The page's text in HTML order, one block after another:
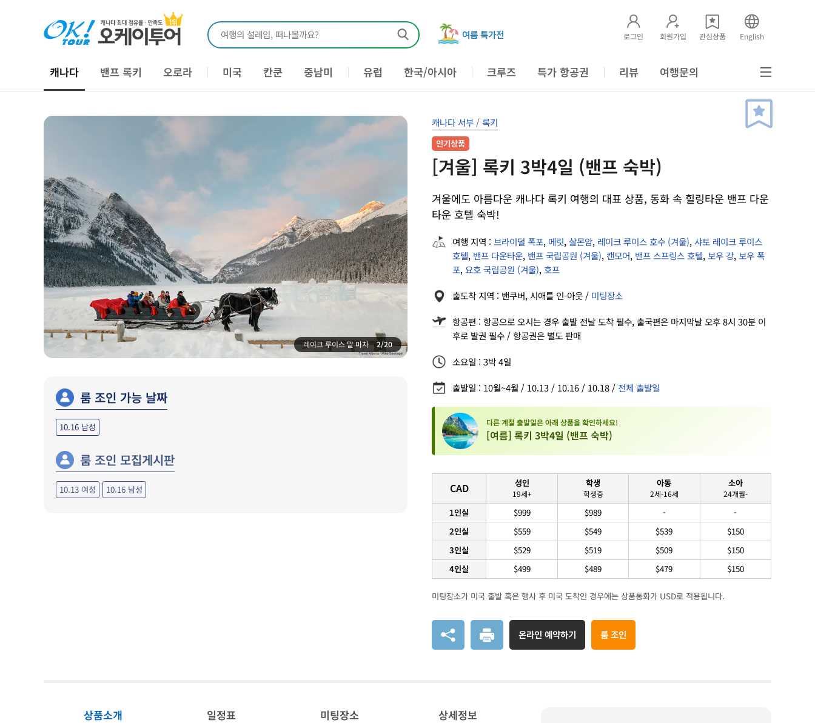
여행의 설레임, 떠나볼까요? 여름 특가전 로그인 회원가입 관심상품 English
캐나다 밴프 록키 오로라 미국 칸쿤 중남미 유럽 한국/아시아 크루즈 특가 항공권 리뷰 여행문의
레이크 루이스 말 마차 2/20
룸 조인 가능 날짜
10.16 남성
룸 조인 모집게시판
10.13 여성 10.16 남성
캐나다 서부 /록키
인기상품
[겨울] 록키 3박4일 (밴프 숙박)
겨울에도 아름다운 캐나다 록키 여행의 대표 상품, 동화 속 힐링타운 밴프 다운
타운 호텔 숙박!
여행 지역 : 브라이덜 폭포, 메릿, 살몬암, 레이크 루이스 호수 (겨울), 샤토 레이크 루이스
호텔, 밴프 다운타운, 밴프 국립공원 (겨울), 캔모어, 밴프 스프링스 호텔, 보우 강, 보우 폭
포, 요호 국립공원 (겨울), 호프
출도착 지역 : 밴쿠버, 시애틀 인-아웃 / 미팅장소
항공편 : 항공으로 오시는 경우 출발 전날 도착 필수, 출국편은 마지막날 오후 8시 30분 이
후로 발권 필수 / 항공권은 별도 판매
소요일 : 3박 4일
출발일 : 10월~4월 / 10.13 / 10.16 / 10.18 / 전체 출발일
다른 계절 출발일은 아래 상품을 확인하세요!
[여름] 록키 3박4일 (밴프 숙박)
CAD
1인실
2인실
3인실
4인실
성인
19세+
$999
$559
$529
$499
학생
학생증
$989
$549
$519
$489
아동
2세-16세
-
$539
$509
$479
소아
24개월-
-
$150
$150
$150
미팅장소가 미국 출발 혹은 행사 후 미국 도착인 경우에는 상품통화가 USD로 적용됩니다.
온라인 예약하기 룸 조인
상품소개 일정표 미팅장소 상세정보